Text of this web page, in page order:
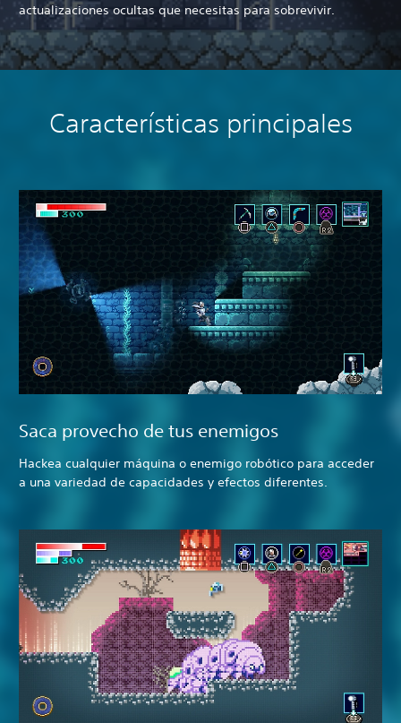
actualizaciones ocultas que necesitas para sobrevivir.
Características principales
Saca provecho de tus enemigos
Hackea cualquier máquina o enemigo robótico para acceder
a una variedad de capacidades y efectos diferentes.